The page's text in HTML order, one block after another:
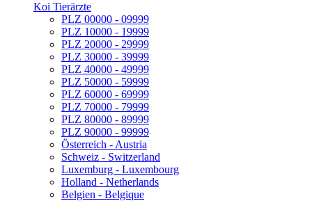
Koi Tierärzte
PLZ 00000 - 09999
PLZ 10000 - 19999
PLZ 20000 - 29999
PLZ 30000 - 39999
PLZ 40000 - 49999
PLZ 50000 - 59999
PLZ 60000 - 69999
PLZ 70000 - 79999
PLZ 80000 - 89999
PLZ 90000 - 99999
Österreich - Austria
Schweiz - Switzerland
Luxemburg - Luxembourg
Holland - Netherlands
Belgien - Belgique